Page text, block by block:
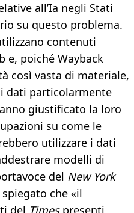
all’Ia negli Stati
su questo problema.
contenuti
e, poiché Wayback
così vasta di materiale,
dati particolarmente
giustificato la loro
su come le
utilizzare i dati
modelli di
del New York
spiegato che «il
del Timespresenti